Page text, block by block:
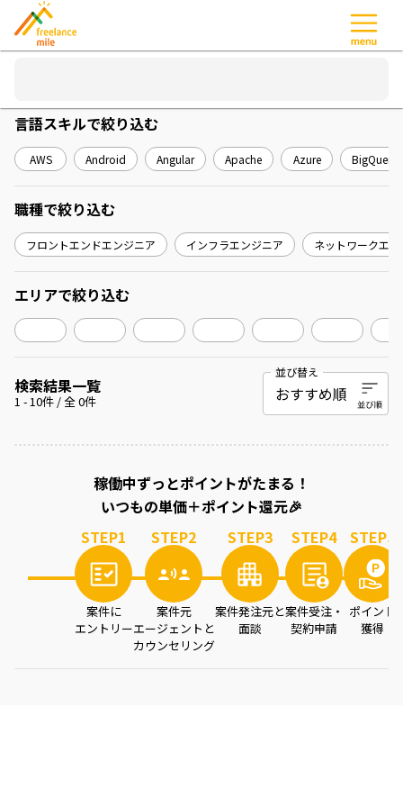
検索結果一覧
1 -10件 / 全0件
並び替え
言語スキルで絞り込む
AWS Android Angular Apache Azure BigQuery
職種で絞り込む
フロントエンドエンジニア インフラエンジニア ネットワークエ
エリアで絞り込む
稼働中ずっとポイントがたまる！
いつもの単価＋ポイント還元🎉
STEP1
案件に
エントリー
STEP2
案件元
エージェントと
カウンセリング
STEP3
案件発注元と
面談
STEP4
案件受注・
契約申請
STEP5
ポイント
獲得